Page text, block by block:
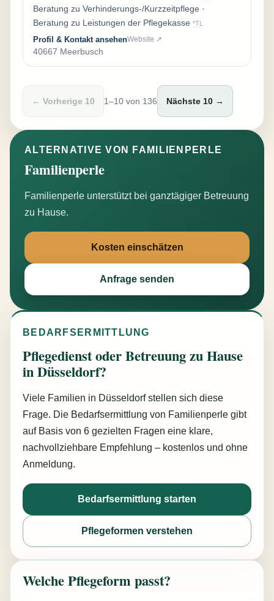
Beratung zu Verhinderungs-/Kurzzeitpflege ·
Beratung zu Leistungen der Pflegekasse *TL
Profil & Kontakt ansehenWebsite ↗
40667 Meerbusch
← Vorherige 10 1–10 von 136 Nächste 10 →
ALTERNATIVE VON FAMILIENPERLE
Familienperle
Familienperle unterstützt bei ganztägiger Betreuung
zu Hause.
Kosten einschätzen
Anfrage senden
BEDARFSERMITTLUNG
Pflegedienst oder Betreuung zu Hause
in Düsseldorf?
Viele Familien in Düsseldorf stellen sich diese
Frage. Die Bedarfsermittlung von Familienperle gibt
auf Basis von 6 gezielten Fragen eine klare,
nachvollziehbare Empfehlung – kostenlos und ohne
Anmeldung.
Bedarfsermittlung starten
Pflegeformen verstehen
Welche Pflegeform passt?